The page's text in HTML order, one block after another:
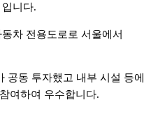
입니다.
차 전용도로로 서울에서
공동 투자했고 내부 시설 등에
여하여 우수합니다.